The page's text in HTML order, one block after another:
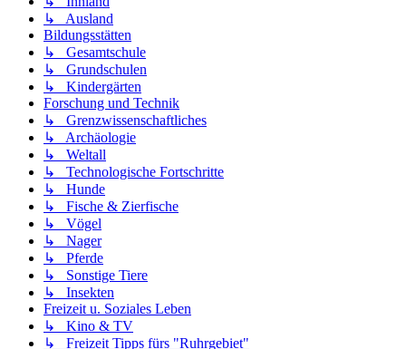
↳ Ausland
Bildungsstätten
↳ Gesamtschule
↳ Grundschulen
↳ Kindergärten
Forschung und Technik
↳ Grenzwissenschaftliches
↳ Archäologie
↳ Weltall
↳ Technologische Fortschritte
↳ Hunde
↳ Fische & Zierfische
↳ Vögel
↳ Nager
↳ Pferde
↳ Sonstige Tiere
↳ Insekten
Freizeit u. Soziales Leben
↳ Kino & TV
↳ Freizeit Tipps fürs "Ruhrgebiet"